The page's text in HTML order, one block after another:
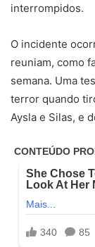
interrompidos.
O incidente
reuniam, como
semana. Uma
terror quando
Aysla e Silas, e